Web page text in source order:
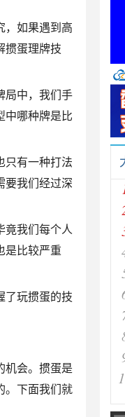
，如果遇到高
掼蛋理牌技
局中，我们手
中哪种牌是比
只有一种打法
要我们经过深
竟我们每个人
是比较严重
了玩掼蛋的技
机会。掼蛋是
。下面我们就